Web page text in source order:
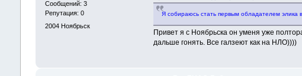
Сообщений: 3
Репутация: 0
2004 Ноябрьск
Я собираюсь стать первым обладателем элика
Привет я с Ноябрьска он уменя уже
дальше гонять. Все галзеют как на НЛО))))